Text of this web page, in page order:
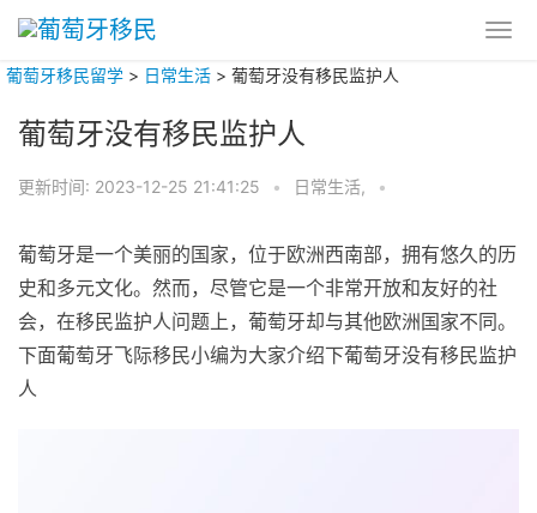
葡萄牙移民留学 > 日常生活 > 葡萄牙没有移民监护人
葡萄牙没有移民监护人
更新时间: 2023-12-25 21:41:25 • 日常生活, •
葡萄牙是一个美丽的国家，位于欧洲西南部，拥有悠久的历
史和多元文化。然而，尽管它是一个非常开放和友好的社
会，在移民监护人问题上，葡萄牙却与其他欧洲国家不同。
下面葡萄牙飞际移民小编为大家介绍下葡萄牙没有移民监护
人